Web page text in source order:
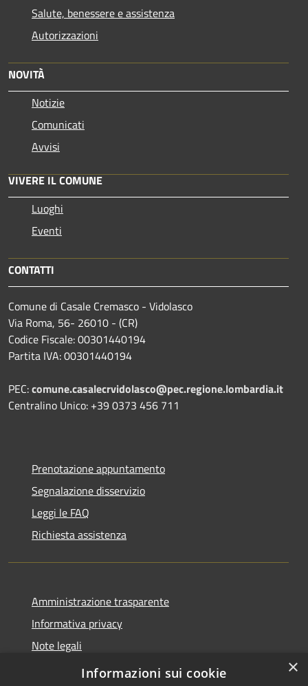
Salute, benessere e assistenza
Autorizzazioni
NOVITÀ
Notizie
Comunicati
Avvisi
VIVERE IL COMUNE
Luoghi
Eventi
CONTATTI
Comune di Casale Cremasco - Vidolasco
Via Roma, 56- 26010 - (CR)
Codice Fiscale: 00301440194
Partita IVA: 00301440194
PEC:comune.casalecrvidolasco@pec.regione.lombardia.it
Centralino Unico: +39 0373 456 711
Prenotazione appuntamento
Segnalazione disservizio
Leggi le FAQ
Richiesta assistenza
Amministrazione trasparente
Informativa privacy
Note legali
Dichiarazione di accessibilità
×
Informazioni sui cookie